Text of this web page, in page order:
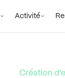
Activité
Création